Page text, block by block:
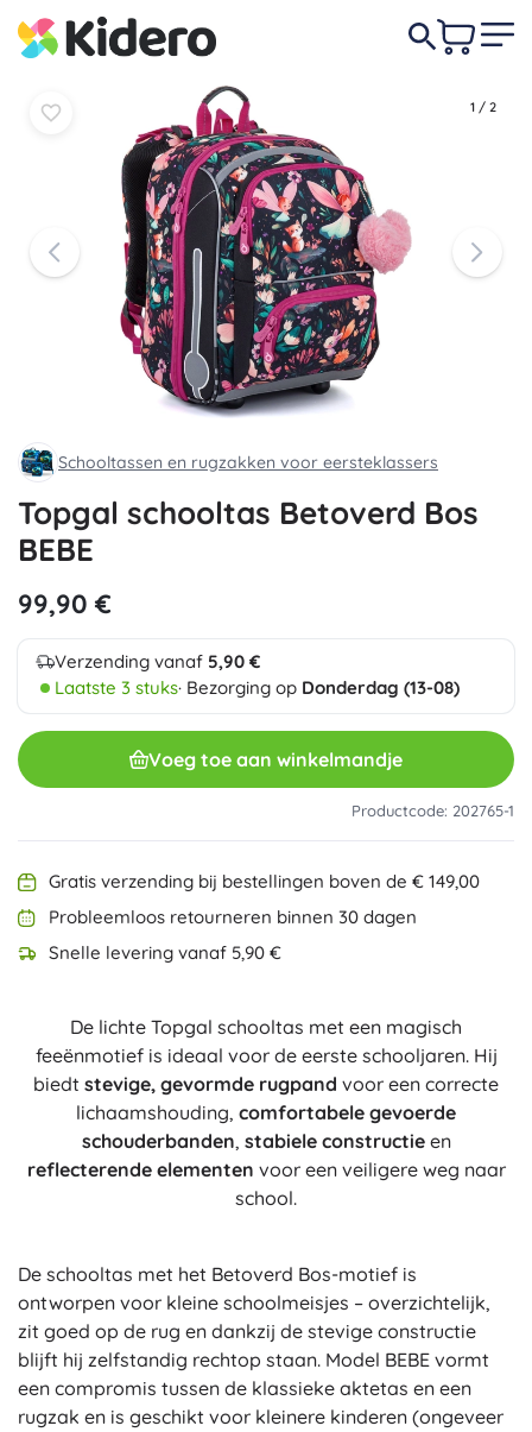
1 / 2
Schooltassen en rugzakken voor eersteklassers
Topgal schooltas Betoverd Bos
BEBE
99,90 €
Verzending vanaf 5,90 €
Laatste 3 stuks· Bezorging op Donderdag (13-08)
Voeg toe aan winkelmandje
Productcode: 202765-1
Gratis verzending bij bestellingen boven de € 149,00
Probleemloos retourneren binnen 30 dagen
Snelle levering vanaf 5,90 €
De lichte Topgal schooltas met een magisch
feeënmotief is ideaal voor de eerste schooljaren. Hij
biedt stevige, gevormde rugpand voor een correcte
lichaamshouding, comfortabele gevoerde
schouderbanden, stabiele constructieen
reflecterende elementen voor een veiligere weg naar
school.
De schooltas met het Betoverd Bos-motief is
ontworpen voor kleine schoolmeisjes – overzichtelijk,
zit goed op de rug en dankzij de stevige constructie
blijft hij zelfstandig rechtop staan. Model BEBE vormt
een compromis tussen de klassieke aktetas en een
rugzak en is geschikt voor kleinere kinderen (ongeveer
99,90 €
In